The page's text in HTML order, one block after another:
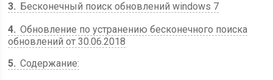
3
Бесконечный поиск обновлений windows 7
4 Обновление по устранению бесконечного поиска
обновлений от 30.06.2018
5 Содержание: